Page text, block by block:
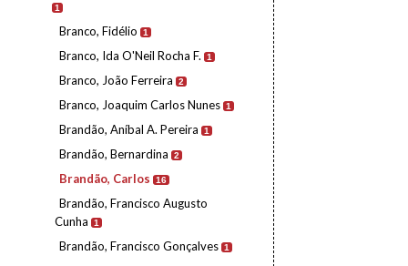
1
Branco, Fidélio 1
Branco, Ida O'Neil Rocha F. 1
Branco, João Ferreira 2
Branco, Joaquim Carlos Nunes 1
Brandão, Aníbal A. Pereira 1
Brandão, Bernardina 2
Brandão, Carlos 16
Brandão, Francisco Augusto
Cunha
1
Brandão, Francisco Gonçalves 1